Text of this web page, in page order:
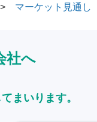
マーケット見通し
社へ
まいります。